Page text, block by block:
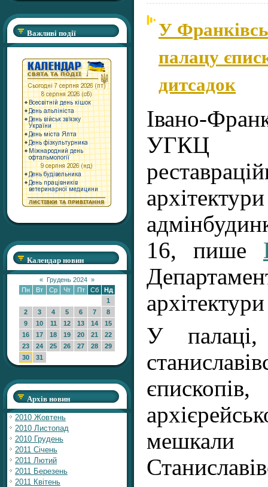
Важливі події
Календар новин
« Грудень 2024 »
Пн
Вт Ср Чт Пт Сб
Нд
1
2
3 4 5 6 7
8
9
10 11 12 13 14
15
16
17 18 19 20 21
22
23
24 25 26 27 28
29
30
31
Архів новин
2010 Жовтень
2010 Листопад
2010 Грудень
2011 Січень
2011 Лютий
2011 Березень
2011 Квітень
У
палацу
дитсадок
Івано-
УГКЦ
16, пише
У